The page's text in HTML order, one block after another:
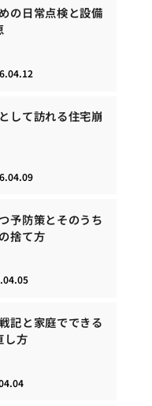
の日常点検と設備
して訪れる住宅崩
予防策とそのうち
捨て方
記と家庭でできる
し方